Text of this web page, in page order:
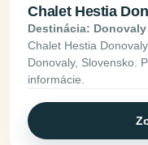
Chalet Hestia
Destinácia: Donovaly
Chalet Hestia
Donovaly, Slovensko.
informácie.